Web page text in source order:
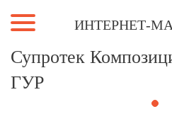
ИНТЕРНЕТ-
Супротек
ГУР